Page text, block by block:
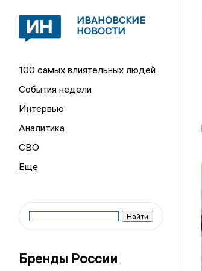
ИВАНОВСКИЕ
НОВОСТИ
100 самых влиятельных людей
События недели
Интервью
Аналитика
СВО
Бренды России